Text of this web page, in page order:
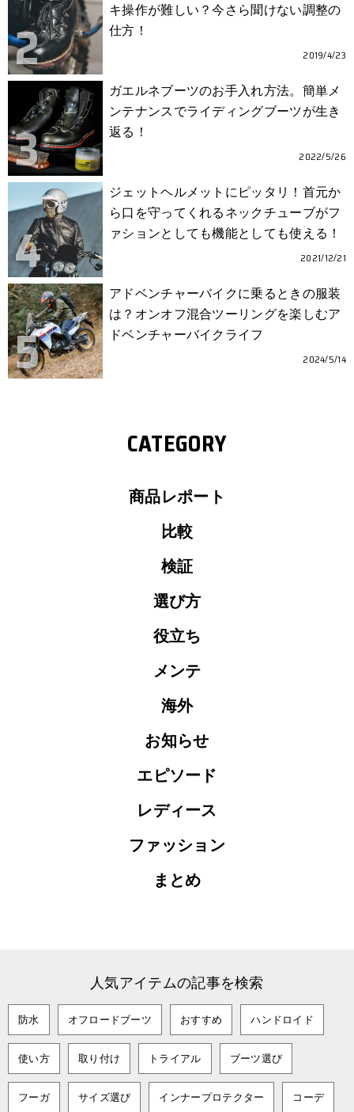
キ操作が難しい？今さら聞けない調整の
仕方！
2019/4/23
ガエルネブーツのお手入れ方法。簡単メ
ンテナンスでライディングブーツが生き
返る！
2022/5/26
ジェットヘルメットにピッタリ！首元か
ら口を守ってくれるネックチューブがフ
ァションとしても機能としても使える！
2021/12/21
アドベンチャーバイクに乗るときの服装
は？オンオフ混合ツーリングを楽しむア
ドベンチャーバイクライフ
2024/5/14
CATEGORY
商品レポート
比較
検証
選び方
役立ち
メンテ
海外
お知らせ
エピソード
レディース
ファッション
まとめ
人気アイテムの記事を検索
防水 オフロードブーツ おすすめ ハンドロイド
使い方 取り付け トライアル ブーツ選び
フーガ サイズ選び インナープロテクター コーデ